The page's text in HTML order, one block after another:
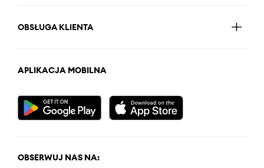
OBSŁUGA KLIENTA
APLIKACJA MOBILNA
OBSERWUJ NAS NA: